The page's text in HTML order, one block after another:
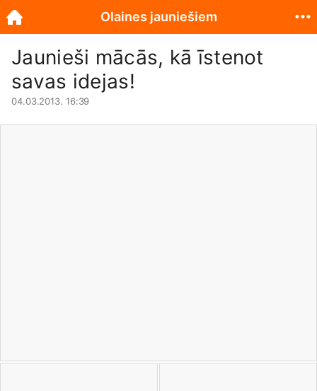
Jaunieši mācās, kā īstenot
savas idejas!
04.03.2013. 16:39
Olaines jauniešiem